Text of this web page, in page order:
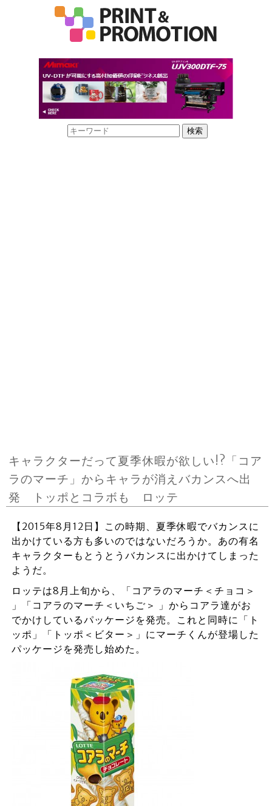
キャラクターだって夏季休暇が欲しい!?「コア
ラのマーチ」からキャラが消えバカンスへ出
発 トッポとコラボも ロッテ
【2015年8月12日】この時期、夏季休暇でバカンスに
出かけている方も多いのではないだろうか。あの有名
キャラクターもとうとうバカンスに出かけてしまった
ようだ。
ロッテは8月上旬から、「コアラのマーチ＜チョコ＞
」「コアラのマーチ＜いちご＞ 」からコアラ達がお
でかけしているパッケージを発売。これと同時に「ト
ッポ」「トッポ＜ビター＞」にマーチくんが登場した
パッケージを発売し始めた。